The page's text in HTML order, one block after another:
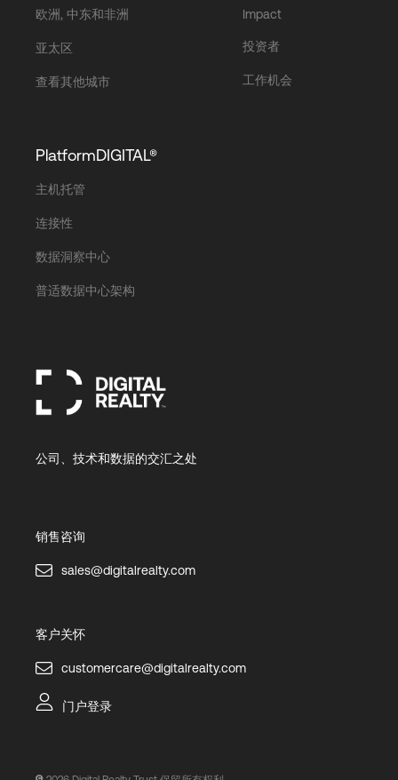
欧洲, 中东和非洲
亚太区
查看其他城市
Impact
投资者
工作机会
PlatformDIGITAL®
主机托管
连接性
数据洞察中心
普适数据中心架构
公司、技术和数据的交汇之处
销售咨询
sales@digitalrealty.com
客户关怀
customercare@digitalrealty.com
门户登录